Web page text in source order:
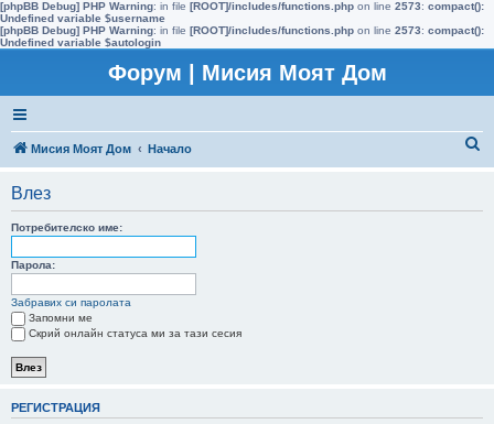
[phpBB Debug] PHP Warning: in file [ROOT]/includes/functions.php on line 2573: compact():
Undefined variable $username
[phpBB Debug] PHP Warning: in file [ROOT]/includes/functions.php on line 2573: compact():
Undefined variable $autologin
Форум | Мисия Моят Дом
Мисия Моят Дом Начало
Влез
Потребителско име:
Парола:
Забравих си паролата
Запомни ме
Скрий онлайн статуса ми за тази сесия
РЕГИСТРАЦИЯ